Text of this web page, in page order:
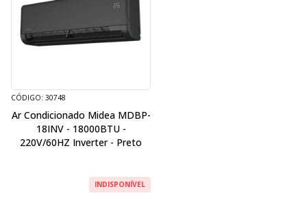
CÓDIGO: 30748
Ar Condicionado Midea MDBP-
18INV - 18000BTU -
220V/60HZ Inverter - Preto
INDISPONÍVEL